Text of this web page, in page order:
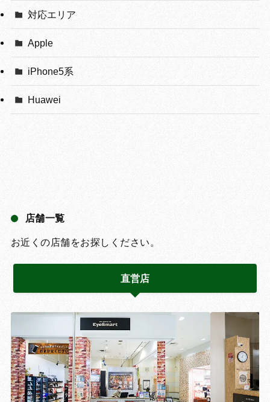
対応エリア
Apple
iPhone5系
Huawei
店舗一覧
お近くの店舗をお探しください。
直営店